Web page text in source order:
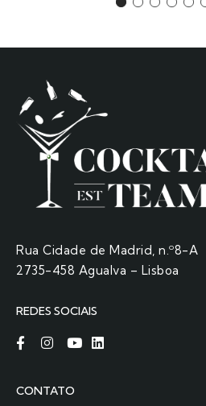
Rua Cidade de Madrid, n.º8-A
2735-458 Agualva – Lisboa
REDES SOCIAIS
CONTATO